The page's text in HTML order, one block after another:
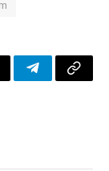
Telegrama